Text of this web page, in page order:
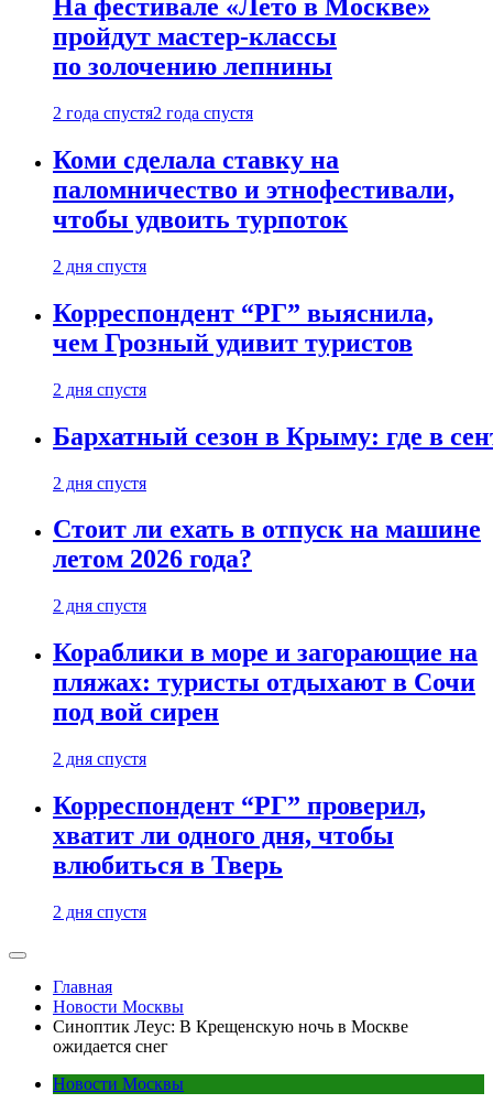
На фестивале «Лето в Москве»
пройдут мастер-классы
по золочению лепнины
2 года спустя2 года спустя
Коми сделала ставку на
паломничество и этнофестивали,
чтобы удвоить турпоток
2 дня спустя
Корреспондент “РГ” выяснила,
чем Грозный удивит туристов
2 дня спустя
Бархатный сезон в Крыму: где в
2 дня спустя
Стоит ли ехать в отпуск на машине
летом 2026 года?
2 дня спустя
Кораблики в море и загорающие на
пляжах: туристы отдыхают в Сочи
под вой сирен
2 дня спустя
Корреспондент “РГ” проверил,
хватит ли одного дня, чтобы
влюбиться в Тверь
2 дня спустя
Главная
Новости Москвы
Синоптик Леус: В Крещенскую ночь в Москве
ожидается снег
Новости Москвы